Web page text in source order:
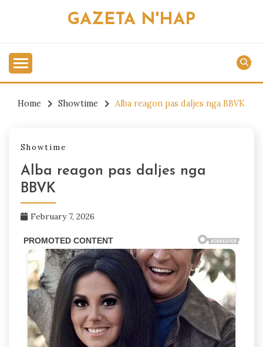
GAZETA N'HAP
Home Showtime Alba reagon pas daljes nga BBVK
Showtime
Alba reagon pas daljes nga
BBVK
February 7, 2026